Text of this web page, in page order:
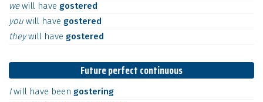
wewill have gostered
you will have gostered
theywill have gostered
Future perfect continuous
Iwill have been gostering